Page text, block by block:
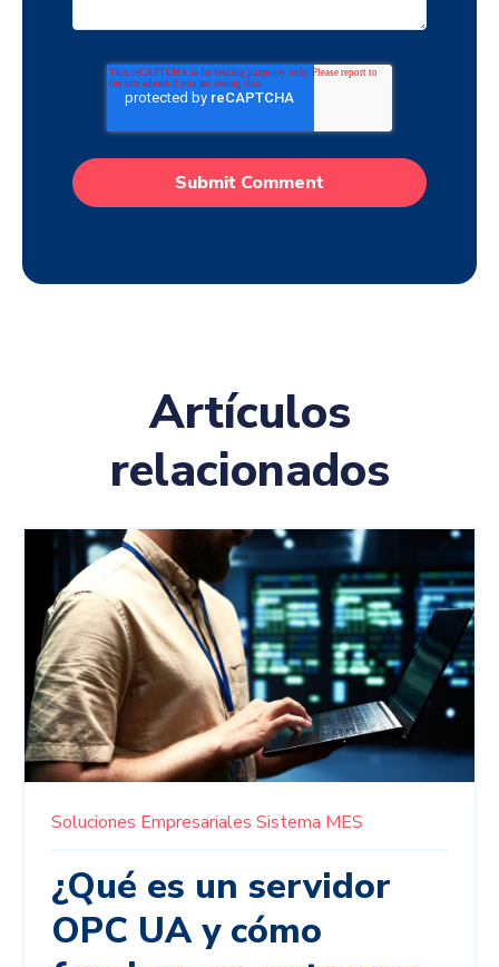
Artículos
relacionados
Soluciones Empresariales Sistema MES
¿Qué es un servidor
OPC UA y cómo